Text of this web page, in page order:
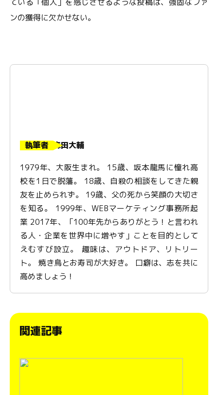
ンの獲得に欠かせない。
執筆者 森田大輔
1979年、大阪生まれ。 15歳、坂本龍馬に憧れ高
校を1日で脱藩。 18歳、自殺の相談をしてきた親
友を止められず。 19歳、父の死から笑顔の大切さ
を知る。 1999年、WEBマーケティング事務所起
業 2017年、「100年先からありがとう！と言われ
る人・企業を世界中に増やす」ことを目的として
えむすび設立。 趣味は、アウトドア、リトリー
ト。 焼き鳥とお寿司が大好き。 口癖は、志を共に
高めましょう！
関連記事